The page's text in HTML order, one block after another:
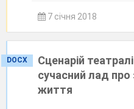
7 січня 2018
DOCX
Сценарій
сучасний лад про
життя